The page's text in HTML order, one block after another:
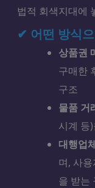
법적 회색지대에
✔ 어떤 방식
상품권
구매한
구조
물품 거
시계 등
대행업
며, 사
을 받는